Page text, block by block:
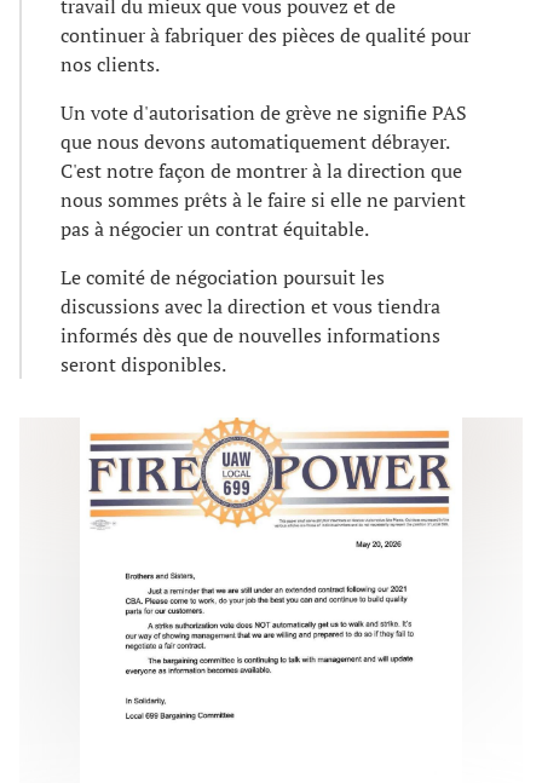
travail du mieux que vous pouvez et de
continuer à fabriquer des pièces de qualité pour
nos clients.
Un vote d'autorisation de grève ne signifie PAS
que nous devons automatiquement débrayer.
C'est notre façon de montrer à la direction que
nous sommes prêts à le faire si elle ne parvient
pas à négocier un contrat équitable.
Le comité de négociation poursuit les
discussions avec la direction et vous tiendra
informés dès que de nouvelles informations
seront disponibles.